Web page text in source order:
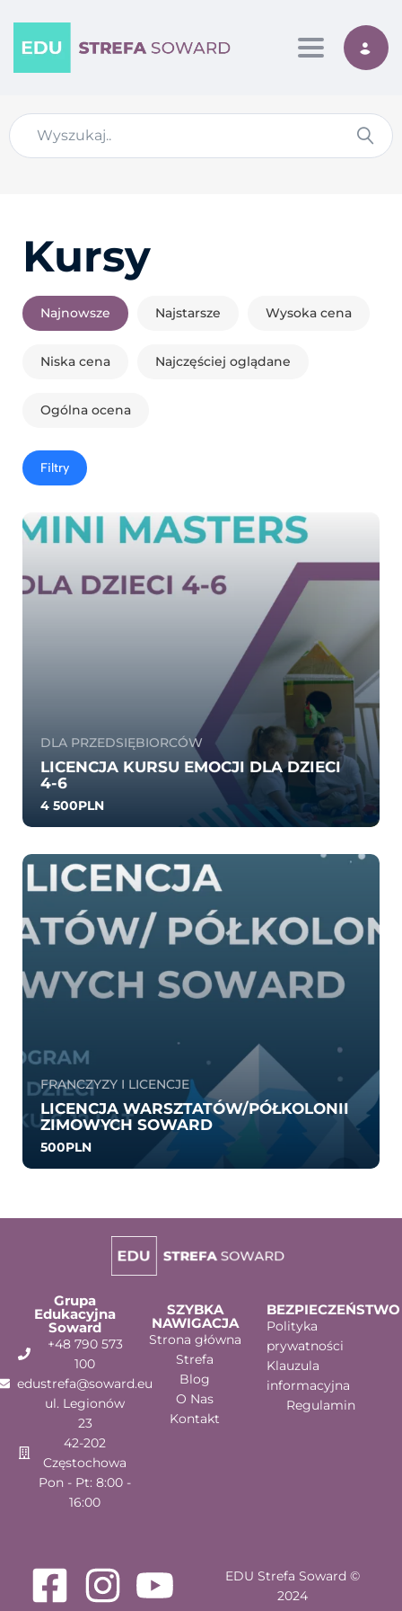
Toggle
Kursy
Najnowsze Najstarsze Wysoka cena
Niska cena Najczęściej oglądane
Ogólna ocena
Filtry
DLA PRZEDSIĘBIORCÓW
LICENCJA KURSU EMOCJI DLA DZIECI
4-6
4 500PLN
0.0
35
702
FRANCZYZY I LICENCJE
LICENCJA WARSZTATÓW/PÓŁKOLONII
ZIMOWYCH SOWARD
500PLN
0.0
Grupa
Edukacyjna
Soward
+48 790 573
100
edustrefa@soward.eu
ul. Legionów
23
42-202
Częstochowa
Pon - Pt: 8:00 -
16:00
SZYBKA
NAWIGACJA
Strona główna
Strefa
Blog
O Nas
Kontakt
BEZPIECZEŃSTWO
Polityka
prywatności
Klauzula
informacyjna
Regulamin
EDU Strefa Soward ©
2024